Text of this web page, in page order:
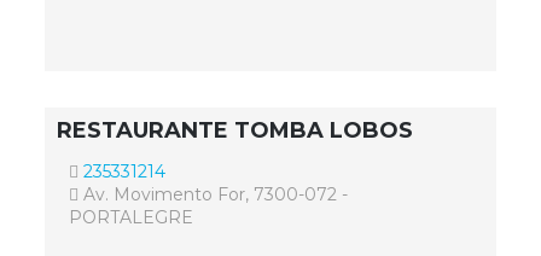
RESTAURANTE TOMBA LOBOS
235331214
Av. Movimento For, 7300-072 -
PORTALEGRE